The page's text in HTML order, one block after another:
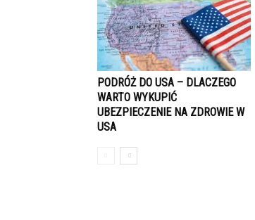
PODRÓŻ DO USA – DLACZEGO
WARTO WYKUPIĆ
UBEZPIECZENIE NA ZDROWIE W
USA